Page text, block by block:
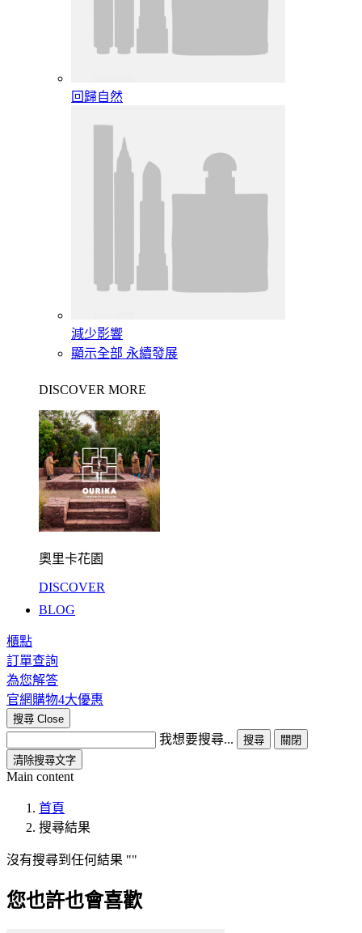
回歸自然
減少影響
顯示全部 永續發展
DISCOVER MORE
奧里卡花園
DISCOVER
BLOG
櫃點
訂單查詢
為您解答
官網購物4大優惠
搜尋 Close
我想要搜尋... 搜尋
關閉
清除搜尋文字
Main content
首頁
搜尋結果
沒有搜尋到任何結果
您也許也會喜歡